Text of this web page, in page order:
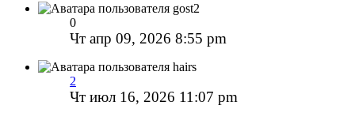
gost2
0
Чт апр 09, 2026 8:55 pm
hairs
2
Чт июл 16, 2026 11:07 pm